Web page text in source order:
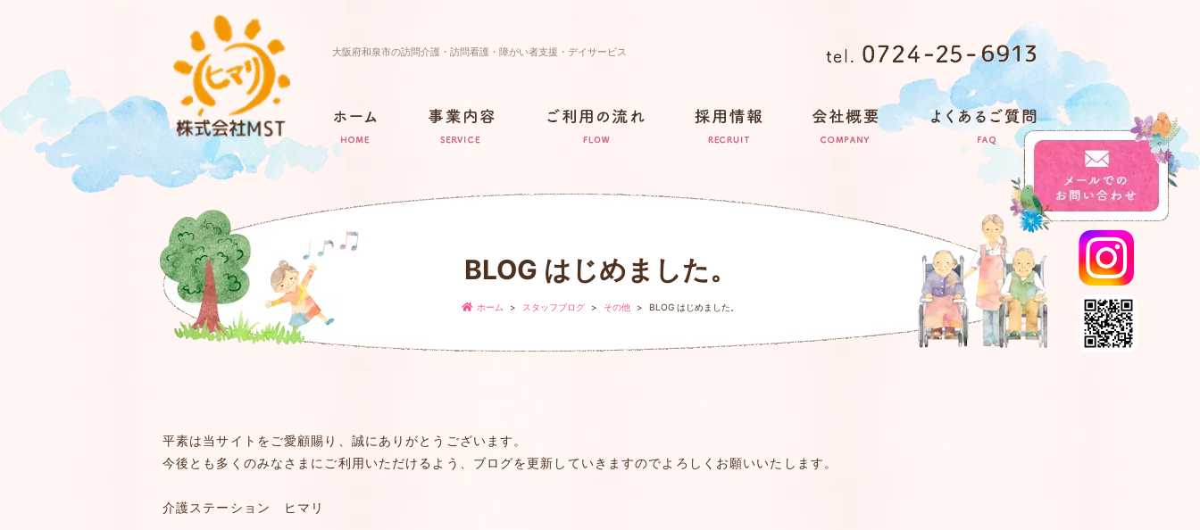
大阪府和泉市の訪問介護・訪問看護・障がい者支援・デイサービス
BLOG はじめました。
ホーム スタッフブログ その他 BLOG はじめました。
平素は当サイトをご愛顧賜り、誠にありがとうございます。
今後とも多くのみなさまにご利用いただけるよう、ブログを更新していきますのでよろしくお願いいたします。
介護ステーション ヒマリ